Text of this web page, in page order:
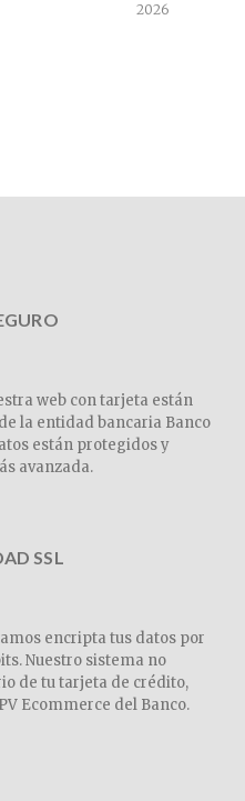
2026
web con tarjeta están
la entidad bancaria Banco
están protegidos y
avanzada.
SSL
encripta tus datos por
Nuestro sistema no
de tu tarjeta de crédito,
Ecommerce del Banco.